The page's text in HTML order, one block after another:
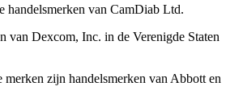
handelsmerken van CamDiab Ltd.
van Dexcom, Inc. in de Verenigde Staten
merken zijn handelsmerken van Abbott en